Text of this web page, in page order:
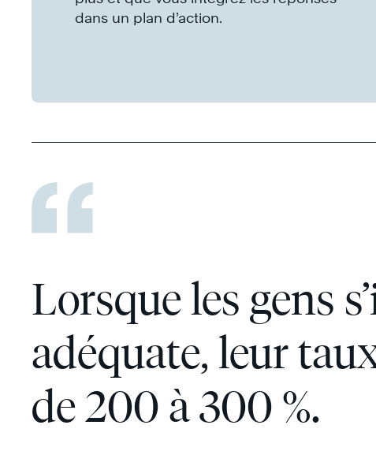
dans un plan d’action.
Lorsque les gens
adéquate, leur
de 200 à 300 %.